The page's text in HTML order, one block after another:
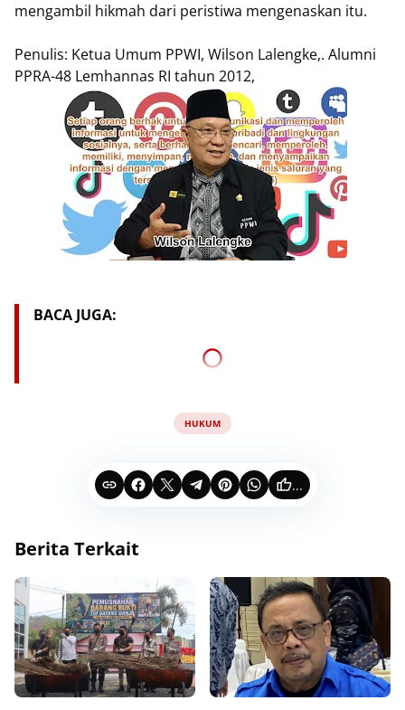
mengambil hikmah dari peristiwa mengenaskan itu.
Penulis: Ketua Umum PPWI, Wilson Lalengke,. Alumni
PPRA-48 Lemhannas RI tahun 2012,
BACA JUGA:
HUKUM
...
Berita Terkait